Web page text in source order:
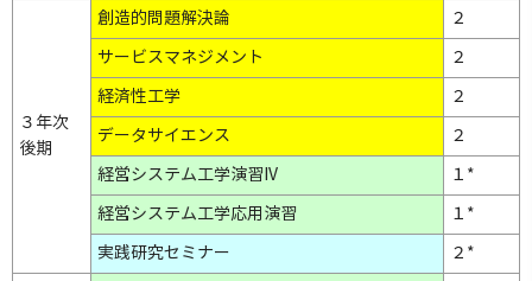
３年次
後期
創造的問題解決論
２
サービスマネジメント
２
経済性工学
２
データサイエンス
２
経営システム工学演習IV
１*
経営システム工学応用演習
１*
実践研究セミナー
２*